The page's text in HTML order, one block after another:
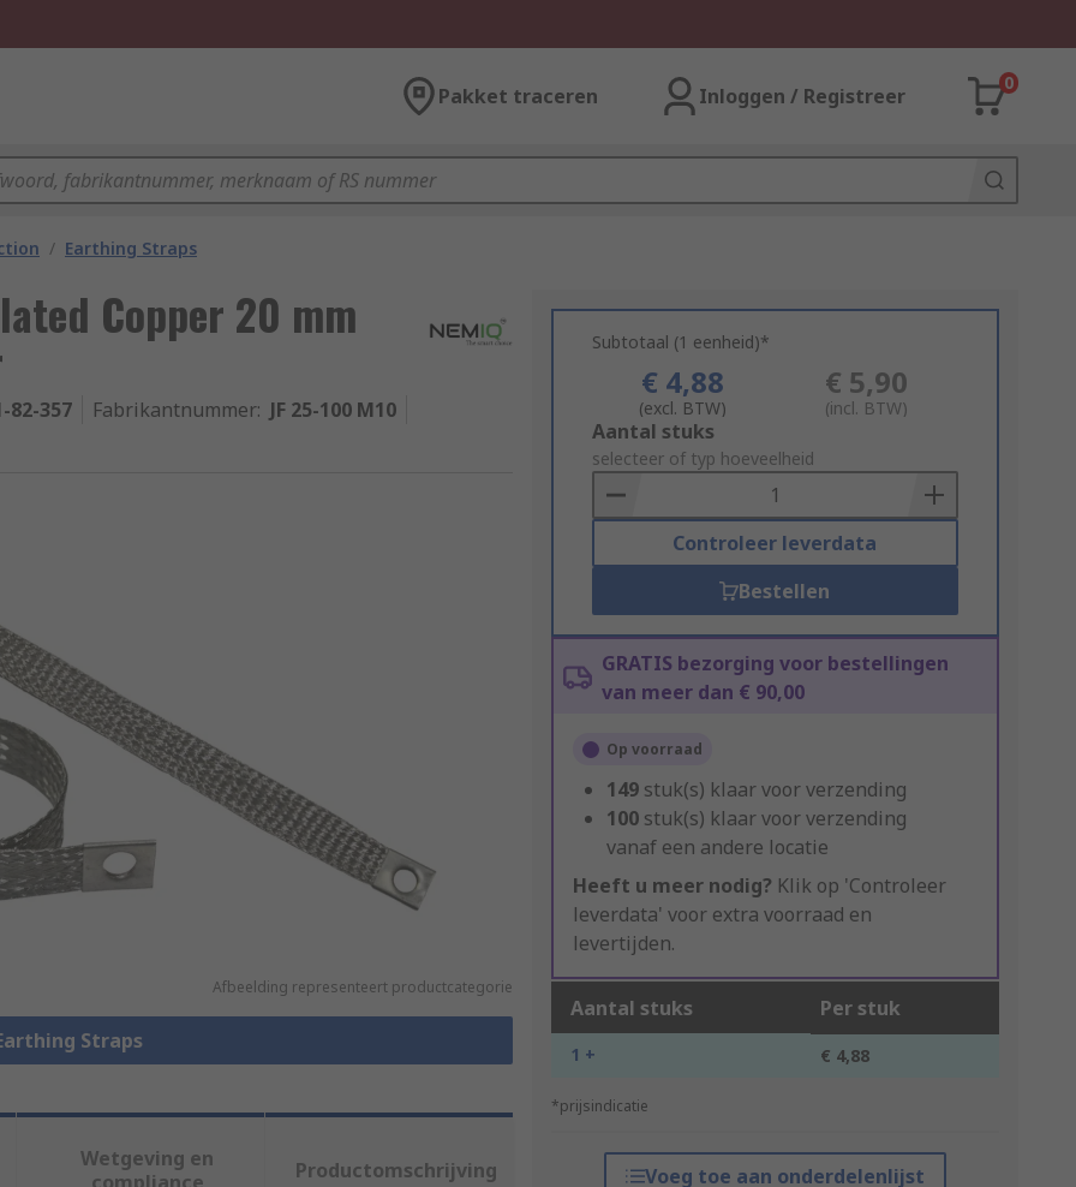
Pakket traceren Inloggen / Registreer
0
/ Earthing Straps
Copper 20 mm
82-357 Fabrikantnummer: JF 25-100 M10
Afbeelding representeert productcategorie
Straps
Subtotaal (1 eenheid)*
€ 4,88
(excl. BTW)
€ 5,90
(incl. BTW)
Add
to
Basket
Aantal stuks
selecteer of typ hoeveelheid
Controleer leverdata
Bestellen
GRATIS bezorging voor bestellingen
van meer dan € 90,00
Op voorraad
149 stuk(s) klaar voor verzending
100 stuk(s) klaar voor verzending
vanaf een andere locatie
Heeft u meer nodig? Klik op 'Controleer
leverdata' voor extra voorraad en
levertijden.
Aantal stuks Per stuk
1 + € 4,88
*prijsindicatie
Voeg toe aan onderdelenlijst
Wetgeving en
Productomschrijving